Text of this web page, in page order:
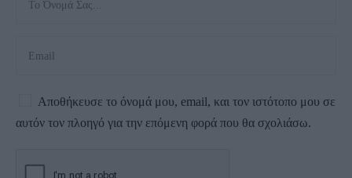
Αποθήκευσε το όνομά μου, email, και τον ιστότοπο μου σε
αυτόν τον πλοηγό για την επόμενη φορά που θα σχολιάσω.